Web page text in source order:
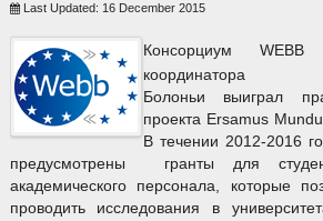
Last Updated: 16 December 2015
Консорциум WEBB
координатора
Болоньи выиграл
проекта Ersamus
В течении 2012-2016
предусмотрены гранты для
академического персонала, которые
проводить исследования в